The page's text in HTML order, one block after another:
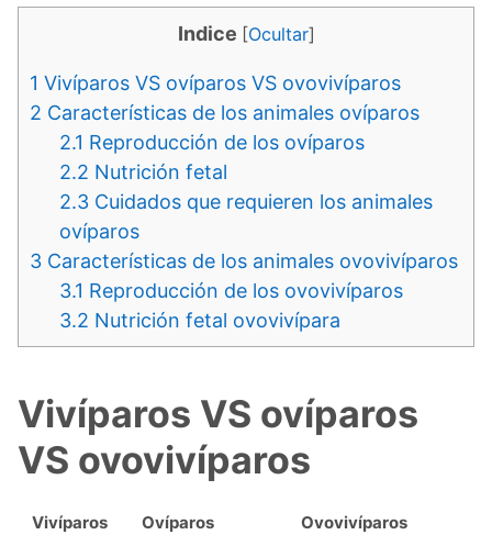
Indice [Ocultar]
1 Vivíparos VS ovíparos VS ovovivíparos
2 Características de los animales ovíparos
2.1 Reproducción de los ovíparos
2.2 Nutrición fetal
2.3 Cuidados que requieren los animales
ovíparos
3 Características de los animales ovovivíparos
3.1 Reproducción de los ovovivíparos
3.2 Nutrición fetal ovovivípara
Vivíparos VS ovíparos
VS ovovivíparos
Vivíparos Ovíparos Ovovivíparos